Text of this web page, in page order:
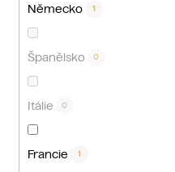
Německo 1
Španělsko 0
Itálie 0
Francie 1